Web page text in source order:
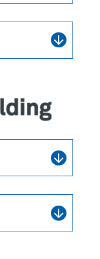
arrow_downward
arrow_downward
arrow_downward